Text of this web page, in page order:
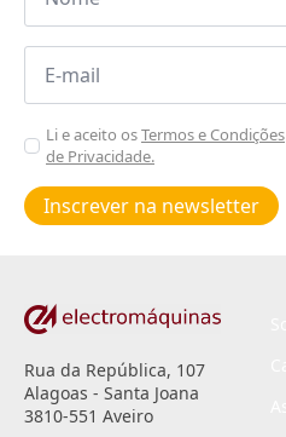
Email
Aceitar
Poiticas
de
privacidade
Li e aceito osTermos e Condições
de Privacidade.
Inscrever na newsletter
Rua da República, 107
Alagoas - Santa Joana
3810-551 Aveiro